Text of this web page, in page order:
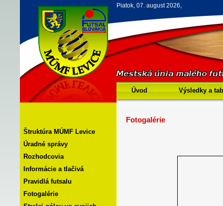
Piatok, 07. august 2026,
Úvod Výsledky a
Štruktúra MÚMF Levice
Úradné správy
Rozhodcovia
Informácie a tlačivá
Pravidlá futsalu
Fotogalérie
Fotogalérie